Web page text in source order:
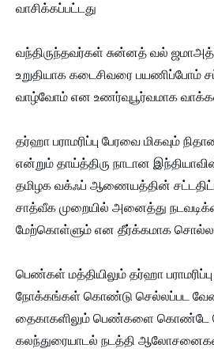
வாசிக்கப்பட்டது
வந்திருந்தவர்கள் சுன்னத் வல்
உறுதியாக கடைசிவரை பயணிப்போம்
வாழ்வோம் என உணர்வுபூர்வமாக
தர்ஹா பராமரிப்பு பேரவை மிகவும்
என்றும் தாய்த்திரு நாடான
தமிழக வக்ஃப் ஆணையத்தின்
சாத்வீக முறையில் அனைத்து
மேற்கொள்ளும் என தீர்க்கமாக
பெண்கள் மத்தியிலும் தர்ஹா
நோக்கங்கள் கொண்டு செல்லப்பட
தைகாகளிலும் பெண்களை கொண்டே
கலந்துரையாடல் நடத்தி